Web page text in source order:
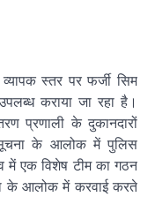
स्तर पर फर्जी सिम
कराया जा रहा है।
प्रणाली के दुकानदारों
सूचना के आलोक में पुलिस
में एक विशेष टीम का गठन
के आलोक में करवाई करते